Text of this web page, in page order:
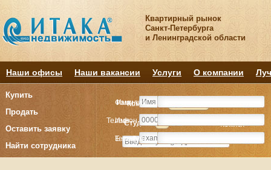
Квартирный рынок
Санкт-Петербурга
и Ленинградской области
Наши офисы Наши вакансии Услуги О компании
Купить
Продать
Оставить заявку
Найти сотрудника
Комнату
Студия Комнат
Комнату
Студия Комнат
Имя
Телефон
E-mail
Фамилия
Имя
Телефон